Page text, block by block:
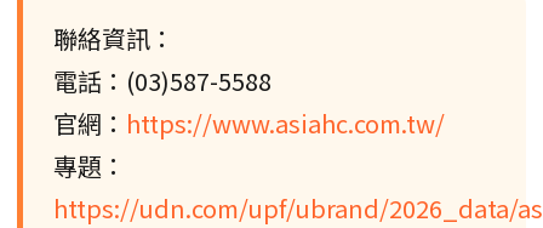
聯絡資訊：
電話：(03)587-5588
官網： https://www.asiahc.com.tw/
專題：
https://udn.com/upf/ubrand/2026_data/